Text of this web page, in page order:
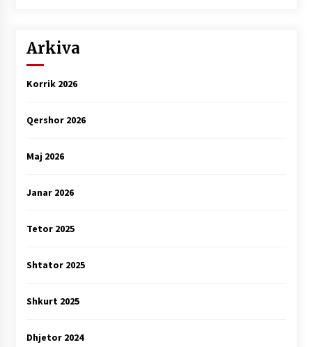
Arkiva
Korrik 2026
Qershor 2026
Maj 2026
Janar 2026
Tetor 2025
Shtator 2025
Shkurt 2025
Dhjetor 2024